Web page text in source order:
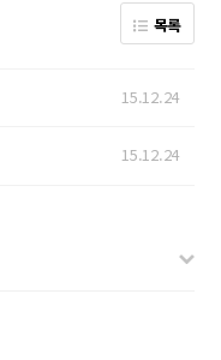
목록
15.12.24
15.12.24